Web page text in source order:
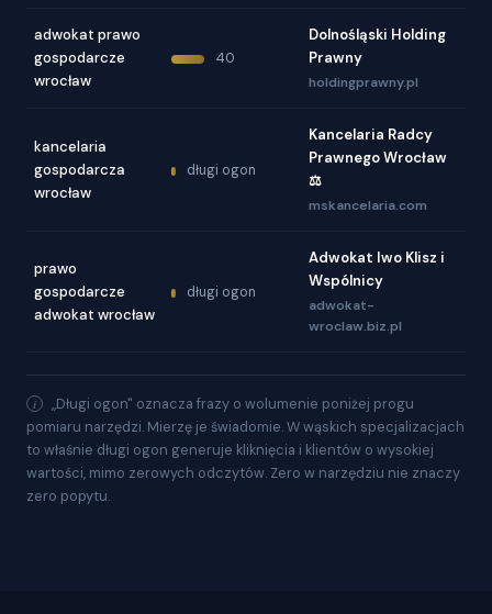
adwokat prawo
gospodarcze
wrocław
40
Dolnośląski Holding
Prawny
holdingprawny.pl
kancelaria
gospodarcza
wrocław
długi ogon
Kancelaria Radcy
Prawnego Wrocław
⚖️
mskancelaria.com
prawo
gospodarcze
adwokat wrocław
długi ogon
Adwokat Iwo Klisz i
Wspólnicy
adwokat-
wroclaw.biz.pl
„Długi ogon" oznacza frazy o wolumenie poniżej progu
pomiaru narzędzi. Mierzę je świadomie. W wąskich specjalizacjach
to właśnie długi ogon generuje kliknięcia i klientów o wysokiej
wartości, mimo zerowych odczytów. Zero w narzędziu nie znaczy
zero popytu.